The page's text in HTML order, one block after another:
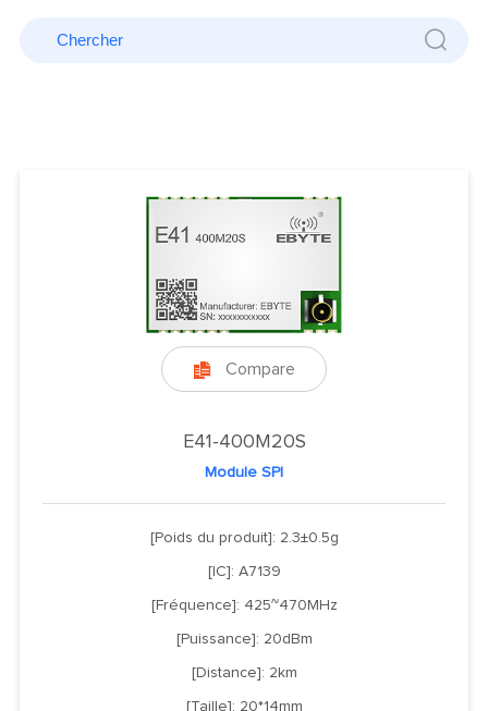
 Compare
E41-400M20S
Module SPI
[Poids du produit]: 2.3±0.5g
[IC]: A7139
[Fréquence]: 425~470MHz
[Puissance]: 20dBm
[Distance]: 2km
[Taille]: 20*14mm